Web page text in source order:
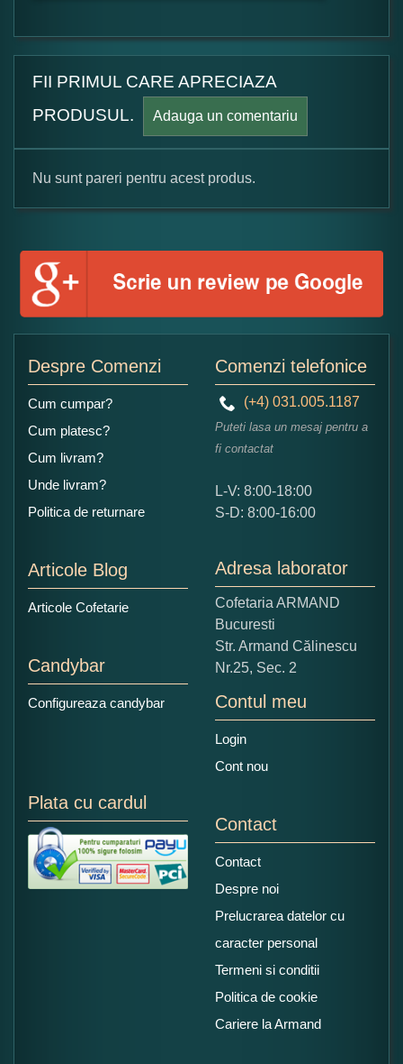
FII PRIMUL CARE APRECIAZA
PRODUSUL.
Adauga un comentariu
Formular pareri client
Numele dumneavoastra:
Ce nota acordati acestui produs?
5
Copiati alaturi numarul din imagine:
Nu sunt pareri pentru acest produs.
Despre Comenzi
Cum cumpar?
Cum platesc?
Cum livram?
Unde livram?
Politica de returnare
Articole Blog
Articole Cofetarie
Candybar
Configureaza candybar
Comenzi telefonice
(+4) 031.005.1187
Puteti lasa un mesaj pentru a
fi contactat
L-V: 8:00-18:00
S-D: 8:00-16:00
Adresa laborator
Cofetaria ARMAND
Bucuresti
Str. Armand Călinescu
Nr.25, Sec. 2
Contul meu
Login
Cont nou
Plata cu cardul
Contact
Contact
Despre noi
Prelucrarea datelor cu
caracter personal
Termeni si conditii
Politica de cookie
Cariere la Armand